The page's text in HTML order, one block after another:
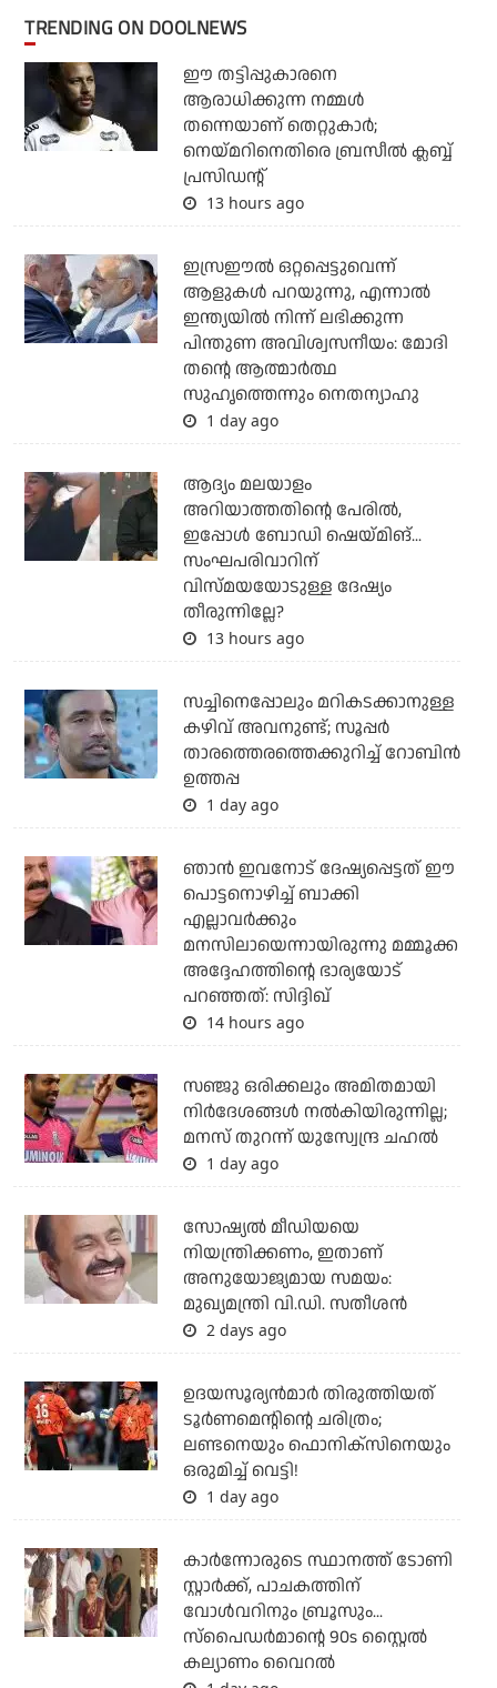
TRENDING ON DOOLNEWS
ഈ തട്ടിപ്പുകാരനെ
ആരാധിക്കുന്ന നമ്മള്‍
തന്നെയാണ് തെറ്റുകാര്‍;
നെയ്മറിനെതിരെ ബ്രസീല്‍ ക്ലബ്ബ്
പ്രസിഡന്റ്
13 hours ago
ഇസ്രഈല്‍ ഒറ്റപ്പെട്ടുവെന്ന്
ആളുകള്‍ പറയുന്നു, എന്നാല്‍
ഇന്ത്യയില്‍ നിന്ന് ലഭിക്കുന്ന
പിന്തുണ അവിശ്വസനീയം: മോദി
തന്റെ ആത്മാര്‍ത്ഥ
സുഹൃത്തെന്നും നെതന്യാഹു
1 day ago
ആദ്യം മലയാളം
അറിയാത്തതിന്റെ പേരില്‍,
ഇപ്പോള്‍ ബോഡി ഷെയ്മിങ്...
സംഘപരിവാറിന്
വിസ്മയയോടുള്ള ദേഷ്യം
തീരുന്നില്ലേ?
13 hours ago
സച്ചിനെപ്പോലും മറികടക്കാനുള്ള
കഴിവ് അവനുണ്ട്; സൂപ്പര്‍
താരത്തെരത്തെക്കുറിച്ച് റോബിന്‍
ഉത്തപ്പ
1 day ago
ഞാന്‍ ഇവനോട് ദേഷ്യപ്പെട്ടത് ഈ
പൊട്ടനൊഴിച്ച് ബാക്കി
എല്ലാവര്‍ക്കും
മനസിലായെന്നായിരുന്നു മമ്മൂക്ക
അദ്ദേഹത്തിന്റെ ഭാര്യയോട്
പറഞ്ഞത്: സിദ്ദിഖ്
14 hours ago
സഞ്ജു ഒരിക്കലും അമിതമായി
നിര്‍ദേശങ്ങള്‍ നല്‍കിയിരുന്നില്ല;
മനസ് തുറന്ന് യുസ്വേന്ദ്ര ചഹല്‍
1 day ago
സോഷ്യല്‍ മീഡിയയെ
നിയന്ത്രിക്കണം, ഇതാണ്
അനുയോജ്യമായ സമയം:
മുഖ്യമന്ത്രി വി.ഡി. സതീശന്‍
2 days ago
ഉദയസൂര്യന്‍മാര്‍ തിരുത്തിയത്
ടൂര്‍ണമെന്റിന്റെ ചരിത്രം;
ലണ്ടനെയും ഫൊനിക്‌സിനെയും
ഒരുമിച്ച് വെട്ടി!
1 day ago
കാര്‍ന്നോരുടെ സ്ഥാനത്ത് ടോണി
സ്റ്റാര്‍ക്ക്, പാചകത്തിന്
വോള്‍വറിനും ബ്രൂസും...
സ്‌പൈഡര്‍മാന്റെ 90s സ്റ്റൈല്‍
കല്യാണം വൈറല്‍